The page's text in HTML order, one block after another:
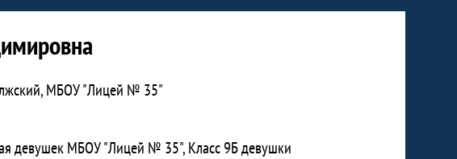
МБОУ "Лицей № 35"
девушек МБОУ "Лицей № 35", Класс 9Б девушки